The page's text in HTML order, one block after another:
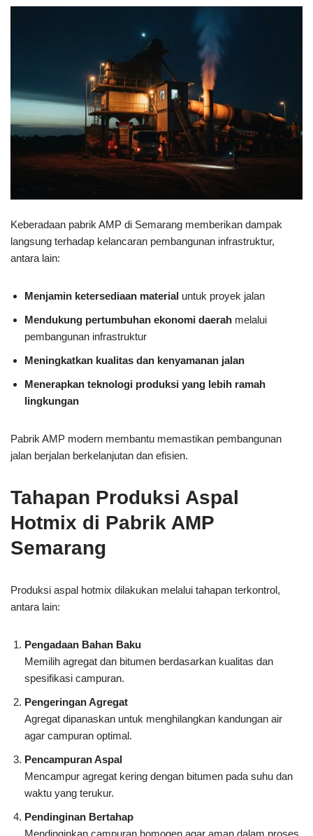
Keberadaan pabrik AMP di Semarang memberikan dampak
langsung terhadap kelancaran pembangunan infrastruktur,
antara lain:
Menjamin ketersediaan material untuk proyek jalan
Mendukung pertumbuhan ekonomi daerah melalui
pembangunan infrastruktur
Meningkatkan kualitas dan kenyamanan jalan
Menerapkan teknologi produksi yang lebih ramah
lingkungan
Pabrik AMP modern membantu memastikan pembangunan
jalan berjalan berkelanjutan dan efisien.
Tahapan Produksi Aspal
Hotmix di Pabrik AMP
Semarang
Produksi aspal hotmix dilakukan melalui tahapan terkontrol,
antara lain:
Pengadaan Bahan Baku
Memilih agregat dan bitumen berdasarkan kualitas dan
spesifikasi campuran.
Pengeringan Agregat
Agregat dipanaskan untuk menghilangkan kandungan air
agar campuran optimal.
Pencampuran Aspal
Mencampur agregat kering dengan bitumen pada suhu dan
waktu yang terukur.
Pendinginan Bertahap
Mendinginkan campuran homogen agar aman dalam proses